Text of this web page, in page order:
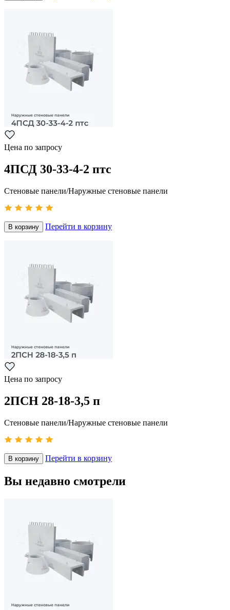
Цена по запросу
4ПСД 30-33-4-2 птс
Стеновые панели/Наружные стеновые панели
В корзину Перейти в корзину
Цена по запросу
2ПСН 28-18-3,5 п
Стеновые панели/Наружные стеновые панели
В корзину Перейти в корзину
Вы недавно смотрели